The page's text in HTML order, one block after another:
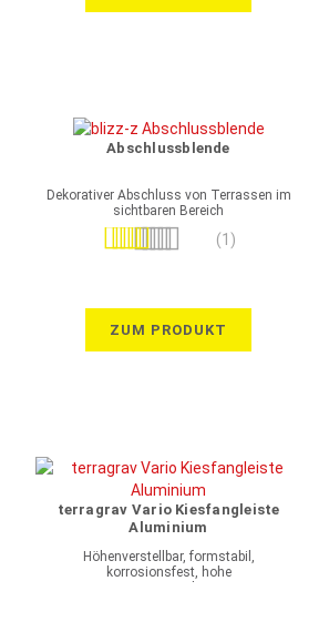
Abschlussblende
Dekorativer Abschluss von Terrassen im
sichtbaren Bereich
Bewertung:
(1)
ZUM PRODUKT
terragrav Vario Kiesfangleiste
Aluminium
Höhenverstellbar, formstabil,
korrosionsfest, hohe